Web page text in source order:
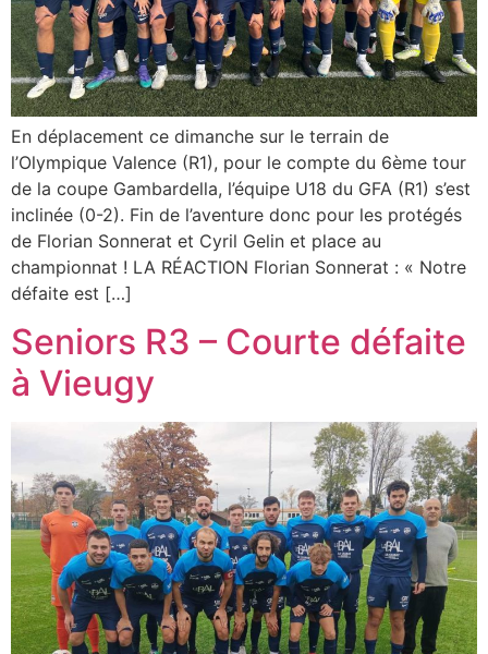
En déplacement ce dimanche sur le terrain de
l’Olympique Valence (R1), pour le compte du 6ème tour
de la coupe Gambardella, l’équipe U18 du GFA (R1) s’est
inclinée (0-2). Fin de l’aventure donc pour les protégés
de Florian Sonnerat et Cyril Gelin et place au
championnat ! LA RÉACTION Florian Sonnerat : « Notre
défaite est […]
Seniors R3 – Courte défaite
à Vieugy